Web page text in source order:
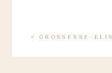
« GROSSESSE-